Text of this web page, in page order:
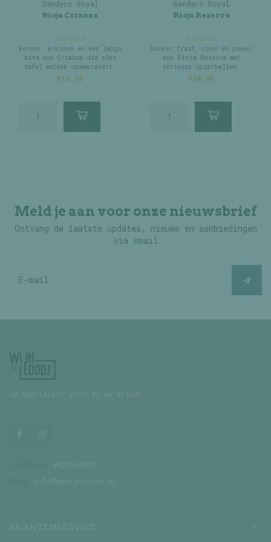
Sendero Royal
Rioja Crianza
Kersen, kruiden en een lange
bite een Crianza die elke
tafel meteen opwaardeert.
€12,95
Sendero Royal
Rioja Reserva
Donker fruit, rook en power
een Rioja Reserva met
serieuze spierballen.
€18,95
Meld je aan voor onze nieuwsbrief
Ontvang de laatste updates, nieuws en aanbiedingen
via email
De specialist voor al uw wijnen
0621864863
info@dewijnloods.nl
KLANTENSERVICE